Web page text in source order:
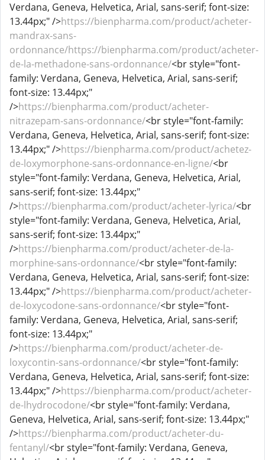
Verdana, Geneva, Helvetica, Arial, sans-serif; font-size:
13.44px;" />https://bienpharma.com/product/acheter-
mandrax-sans-
ordonnance/https://bienpharma.com/product/acheter-
de-la-methadone-sans-ordonnance/<br style="font-
family: Verdana, Geneva, Helvetica, Arial, sans-serif;
font-size: 13.44px;"
/>https://bienpharma.com/product/acheter-
nitrazepam-sans-ordonnance/<br style="font-family:
Verdana, Geneva, Helvetica, Arial, sans-serif; font-size:
13.44px;" />https://bienpharma.com/product/achetez-
de-loxymorphone-sans-ordonnance-en-ligne/<br
style="font-family: Verdana, Geneva, Helvetica, Arial,
sans-serif; font-size: 13.44px;"
/>https://bienpharma.com/product/acheter-lyrica/<br
style="font-family: Verdana, Geneva, Helvetica, Arial,
sans-serif; font-size: 13.44px;"
/>https://bienpharma.com/product/acheter-de-la-
morphine-sans-ordonnance/<br style="font-family:
Verdana, Geneva, Helvetica, Arial, sans-serif; font-size:
13.44px;" />https://bienpharma.com/product/acheter-
de-loxycodone-sans-ordonnance/<br style="font-
family: Verdana, Geneva, Helvetica, Arial, sans-serif;
font-size: 13.44px;"
/>https://bienpharma.com/product/acheter-de-
loxycontin-sans-ordonnance/<br style="font-family:
Verdana, Geneva, Helvetica, Arial, sans-serif; font-size:
13.44px;" />https://bienpharma.com/product/acheter-
de-lhydrocodone/<br style="font-family: Verdana,
Geneva, Helvetica, Arial, sans-serif; font-size: 13.44px;"
/>https://bienpharma.com/product/acheter-du-
fentanyl/<br style="font-family: Verdana, Geneva,